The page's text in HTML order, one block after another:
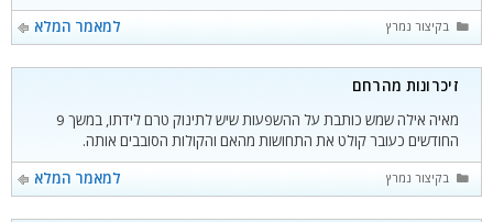
למאמר המלא
קטגוריות
בקיצור נמרץ
זיכרונות מהרחם
מאיה אילה שמש כותבת על ההשפעות שיש לתינוק טרם לידתו, במשך 9
החודשים כעובר קולט את התחושות מהאם והקולות הסובבים אותה.
למאמר המלא
קטגוריות
בקיצור נמרץ